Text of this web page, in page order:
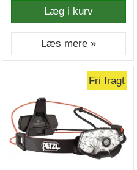
Læg i kurv
Læs mere »
Fri fragt